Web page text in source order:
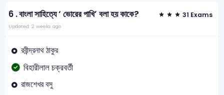
6 .বাংলা সাহিত্যে ‘ ভোরের পাখি’ বলা হয় কাকে? 31 Exams
Updated: 2 weeks ago
রবীন্দ্রনাথ ঠাকুর
বিহারীলাল চক্রবর্তী
রাজশেখর বসু